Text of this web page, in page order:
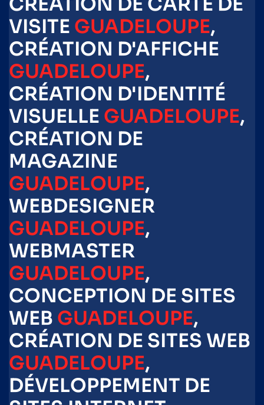
VISITE GUADELOUPE,
CRÉATION D'AFFICHE
GUADELOUPE,
CRÉATION D'IDENTITÉ
VISUELLE GUADELOUPE,
CRÉATION DE
MAGAZINE
GUADELOUPE,
WEBDESIGNER
GUADELOUPE,
WEBMASTER
GUADELOUPE,
CONCEPTION DE SITES
WEB GUADELOUPE,
CRÉATION DE SITES WEB
GUADELOUPE,
DÉVELOPPEMENT DE